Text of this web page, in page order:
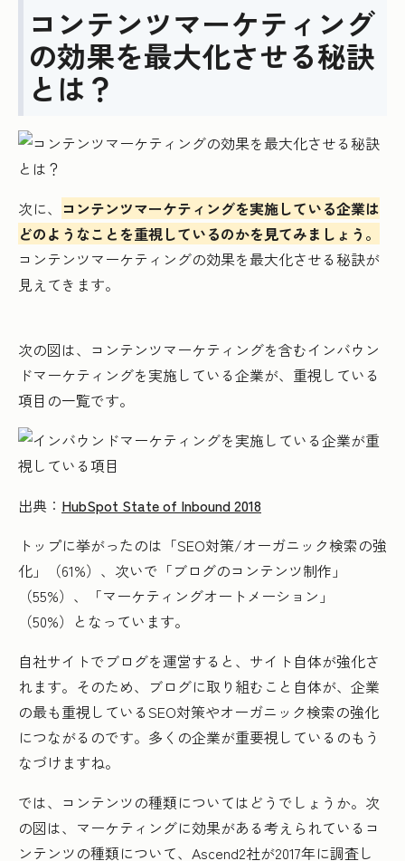
コンテンツマーケティング
の効果を最大化させる秘訣
とは？
次に、 コンテンツマーケティングを実施している企業は
どのようなことを重視しているのかを見てみましょう。
コンテンツマーケティングの効果を最大化させる秘訣が
見えてきます。
次の図は、コンテンツマーケティングを含むインバウン
ドマーケティングを実施している企業が、重視している
項目の一覧です。
出典： HubSpot State of Inbound 2018
トップに挙がったのは「SEO対策/オーガニック検索の強
化」（61%）、次いで「ブログのコンテンツ制作」
（55%）、「マーケティングオートメーション」
（50%）となっています。
自社サイトでブログを運営すると、サイト自体が強化さ
れます。そのため、ブログに取り組むこと自体が、企業
の最も重視しているSEO対策やオーガニック検索の強化
につながるのです。多くの企業が重要視しているのもう
なづけますね。
では、コンテンツの種類についてはどうでしょうか。次
の図は、マーケティングに効果がある考えられているコ
ンテンツの種類について、Ascend2社が2017年に調査し